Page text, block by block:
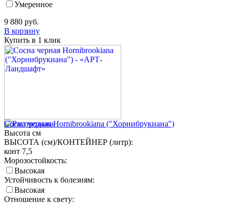
Умеренное
9 880 руб.
В корзину
Купить в 1 клик
Сосна черная Hornibrookiana ("Хорнибрукиана")
Высота см
ВЫСОТА (см)/КОНТЕЙНЕР (литр):
конт 7,5
Морозостойкость:
Высокая
Устойчивость к болезням:
Высокая
Отношение к свету: